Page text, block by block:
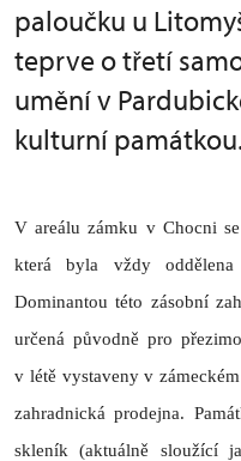
paloučku u
teprve o třetí
umění v
kulturní památkou.
V areálu zámku v Chocni
která byla vždy oddělena
Dominantou této zásobní
určená původně pro
v létě vystaveny v
zahradnická prodejna.
skleník (aktuálně sloužící